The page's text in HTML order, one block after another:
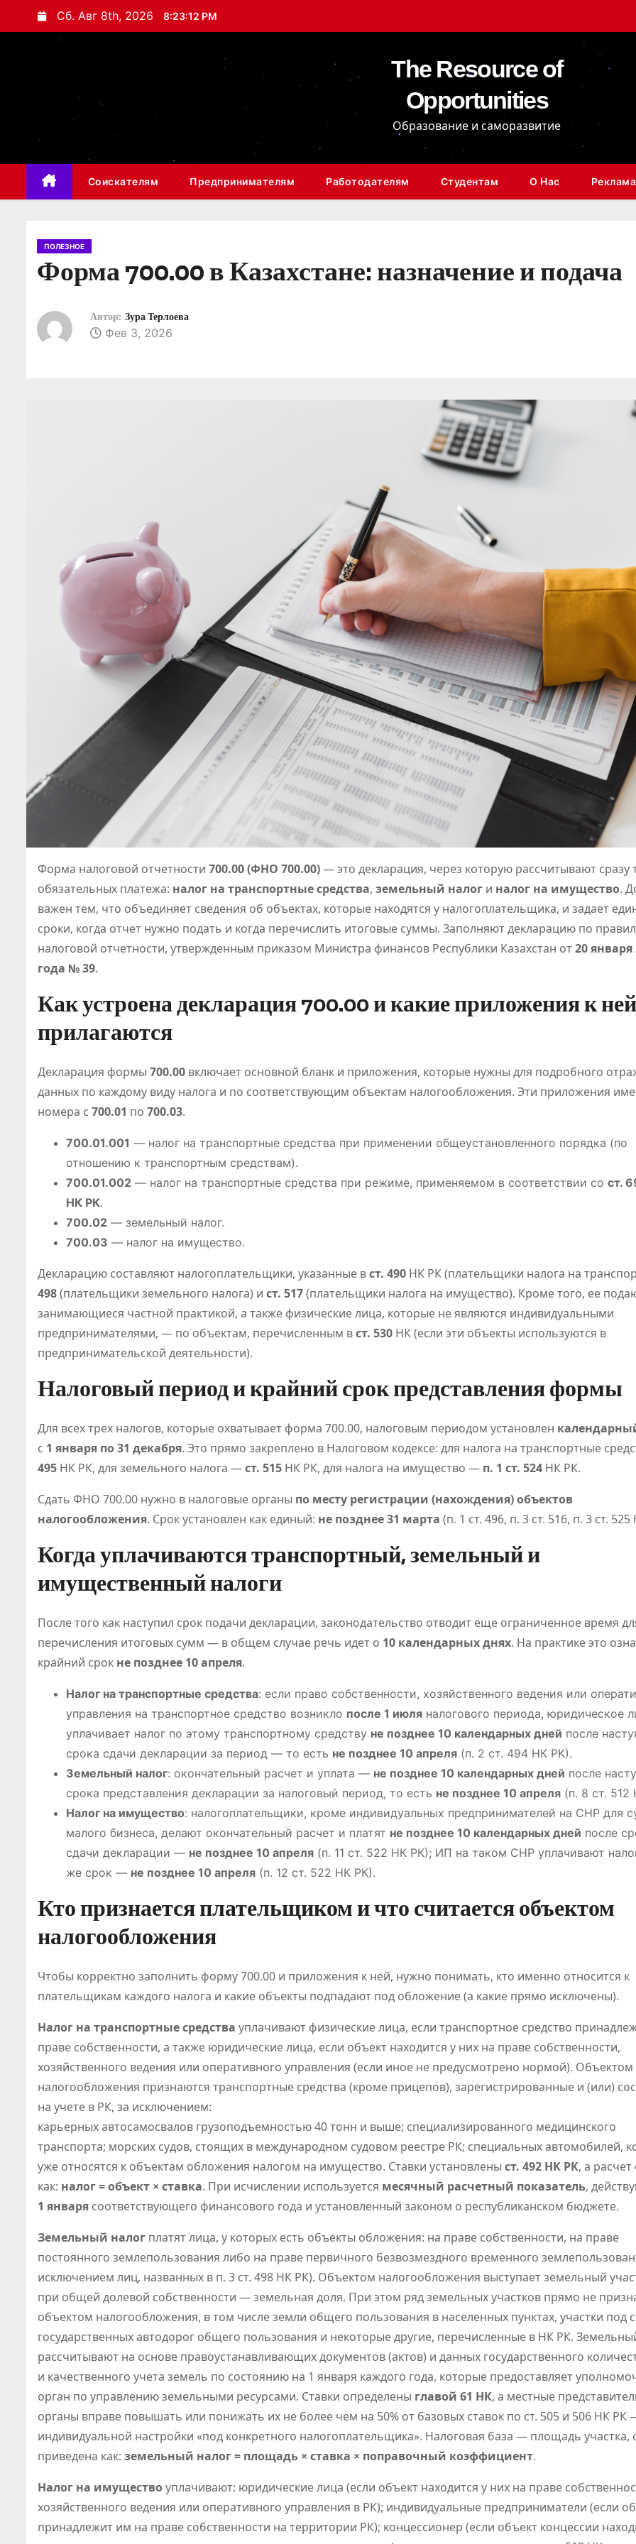
е
с
Сб. Авг 8th, 2026 8:23:13 PM
The Resource of
Opportunities
Образование и саморазвитие
Соискателям Предпринимателям Работодателям Студентам О Нас Реклама
ПОЛЕЗНОЕ
Форма 700.00 в Казахстане: назначение и подача
Автор: Зура Терлоева
Фев 3, 2026
Форма налоговой отчетности 700.00 (ФНО 700.00)— это декларация, через которую рассчитывают сразу
обязательных платежа: налог на транспортные средства, земельный налог и налог на имущество.
важен тем, что объединяет сведения об объектах, которые находятся у налогоплательщика, и задает
сроки, когда отчет нужно подать и когда перечислить итоговые суммы. Заполняют декларацию по
налоговой отчетности, утвержденным приказом Министра финансов Республики Казахстан от20 января
года № 39.
Как устроена декларация 700.00 и какие приложения к ней
прилагаются
Декларация формы 700.00 включает основной бланк и приложения, которые нужны для подробного
данных по каждому виду налога и по соответствующим объектам налогообложения. Эти приложения
номера с 700.01 по 700.03.
700.01.001 — налог на транспортные средства при применении общеустановленного порядка (по
отношению к транспортным средствам).
700.01.002 — налог на транспортные средства при режиме, применяемом в соответствии со ст.
НК РК.
700.02 — земельный налог.
700.03 — налог на имущество.
Декларацию составляют налогоплательщики, указанные вст. 490 НК РК (плательщики налога на
498(плательщики земельного налога) и ст. 517(плательщики налога на имущество). Кроме того, ее
занимающиеся частной практикой, а также физические лица, которые не являются индивидуальными
предпринимателями, — по объектам, перечисленным вст. 530 НК (если эти объекты используются в
предпринимательской деятельности).
Налоговый период и крайний срок представления формы
Для всех трех налогов, которые охватывает форма 700.00, налоговым периодом установлен
с 1 января по 31 декабря. Это прямо закреплено в Налоговом кодексе: для налога на транспортные
495 НК РК, для земельного налога —ст. 515 НК РК, для налога на имущество — п. 1 ст. 524 НК РК.
Сдать ФНО 700.00 нужно в налоговые органы по месту регистрации (нахождения) объектов
налогообложения. Срок установлен как единый: не позднее 31 марта (п. 1 ст. 496, п. 3 ст. 516, п. 3 ст.
Когда уплачиваются транспортный, земельный и
имущественный налоги
После того как наступил срок подачи декларации, законодательство отводит еще ограниченное время
перечисления итоговых сумм — в общем случае речь идет о 10 календарных днях. На практике это
крайний срок не позднее 10 апреля.
Налог на транспортные средства: если право собственности, хозяйственного ведения или
управления на транспортное средство возникло после 1 июля налогового периода, юридическое
уплачивает налог по этому транспортному средству не позднее 10 календарных дней после
срока сдачи декларации за период — то есть не позднее 10 апреля (п. 2 ст. 494 НК РК).
Земельный налог: окончательный расчет и уплата — не позднее 10 календарных дней после
срока представления декларации за налоговый период, то есть не позднее 10 апреля (п. 8 ст. 512
Налог на имущество: налогоплательщики, кроме индивидуальных предпринимателей на СНР для
малого бизнеса, делают окончательный расчет и платят не позднее 10 календарных дней после
сдачи декларации — не позднее 10 апреля (п. 11 ст. 522 НК РК); ИП на таком СНР уплачивают
же срок — не позднее 10 апреля (п. 12 ст. 522 НК РК).
Кто признается плательщиком и что считается объектом
налогообложения
Чтобы корректно заполнить форму 700.00 и приложения к ней, нужно понимать, кто именно относится к
плательщикам каждого налога и какие объекты подпадают под обложение (а какие прямо исключены).
Налог на транспортные средства уплачивают физические лица, если транспортное средство
праве собственности, а также юридические лица, если объект находится у них на праве собственности,
хозяйственного ведения или оперативного управления (если иное не предусмотрено нормой). Объектом
налогообложения признаются транспортные средства (кроме прицепов), зарегистрированные и (или)
на учете в РК, за исключением:
карьерных автосамосвалов грузоподъемностью 40 тонн и выше; специализированного медицинского
транспорта; морских судов, стоящих в международном судовом реестре РК; специальных автомобилей,
уже относятся к объектам обложения налогом на имущество. Ставки установлены ст. 492 НК РК, а
как: налог = объект × ставка. При исчислении используется месячный расчетный показатель,
1 января соответствующего финансового года и установленный законом о республиканском бюджете.
Земельный налог платят лица, у которых есть объекты обложения: на праве собственности, на праве
постоянного землепользования либо на праве первичного безвозмездного временного
исключением лиц, названных в п. 3 ст. 498 НК РК). Объектом налогообложения выступает земельный
при общей долевой собственности — земельная доля. При этом ряд земельных участков прямо не
объектом налогообложения, в том числе земли общего пользования в населенных пунктах, участки под
государственных автодорог общего пользования и некоторые другие, перечисленные в НК РК.
рассчитывают на основе правоустанавливающих документов (актов) и данных государственного
и качественного учета земель по состоянию на 1 января каждого года, которые предоставляет
орган по управлению земельными ресурсами. Ставки определены главой 61 НК, а местные
органы вправе повышать или понижать их не более чем на 50% от базовых ставок по ст. 505 и 506 НК РК
индивидуальной настройки «под конкретного налогоплательщика». Налоговая база — площадь участка,
приведена как: земельный налог = площадь × ставка × поправочный коэффициент.
Налог на имуществоуплачивают: юридические лица (если объект находится у них на праве
хозяйственного ведения или оперативного управления в РК); индивидуальные предприниматели (если
принадлежит им на праве собственности на территории РК); концессионер (если объект концессии
ПОЛЕЗНОЕ
Классификац
ия онлайн-
игр
основой
нового
регулировани
Абдуалиев
Обзор
платформы
для
цифровых
развлечений
и спортивных
Жанатхан